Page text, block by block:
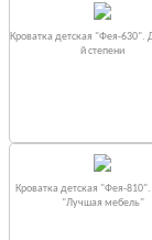
Кроватка детская "Фея-630".
й степени
Кроватка детская "Фея-
"Лучшая мебель"